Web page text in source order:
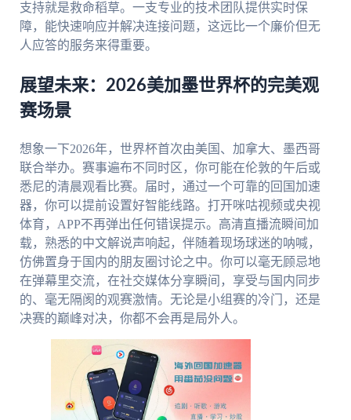
支持就是救命稻草。一支专业的技术团队提供实时保
障，能快速响应并解决连接问题，这远比一个廉价但无
人应答的服务来得重要。
展望未来：2026美加墨世界杯的完美观
赛场景
想象一下2026年，世界杯首次由美国、加拿大、墨西哥
联合举办。赛事遍布不同时区，你可能在伦敦的午后或
悉尼的清晨观看比赛。届时，通过一个可靠的回国加速
器，你可以提前设置好智能线路。打开咪咕视频或央视
体育，APP不再弹出任何错误提示。高清直播流瞬间加
载，熟悉的中文解说声响起，伴随着现场球迷的呐喊，
仿佛置身于国内的朋友圈讨论之中。你可以毫无顾忌地
在弹幕里交流，在社交媒体分享瞬间，享受与国内同步
的、毫无隔阂的观赛激情。无论是小组赛的冷门，还是
决赛的巅峰对决，你都不会再是局外人。